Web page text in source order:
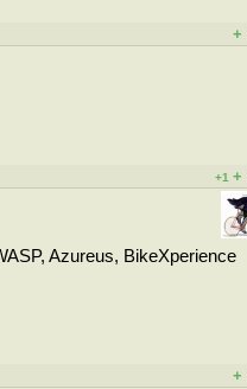
+
+1 +
Azureus, BikeXperience
+